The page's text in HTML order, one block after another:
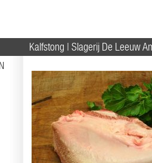
Kalfstong | Slagerij De Leeuw